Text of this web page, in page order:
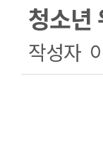
청소년
작성자